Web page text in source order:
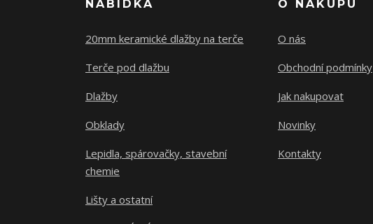
NABÍDKA
20mm keramické dlažby na terče
Terče pod dlažbu
Dlažby
Obklady
Lepidla, spárovačky, stavební
chemie
Lišty a ostatní
O NÁKUPU
O nás
Obchodní podmínky
Jak nakupovat
Novinky
Kontakty